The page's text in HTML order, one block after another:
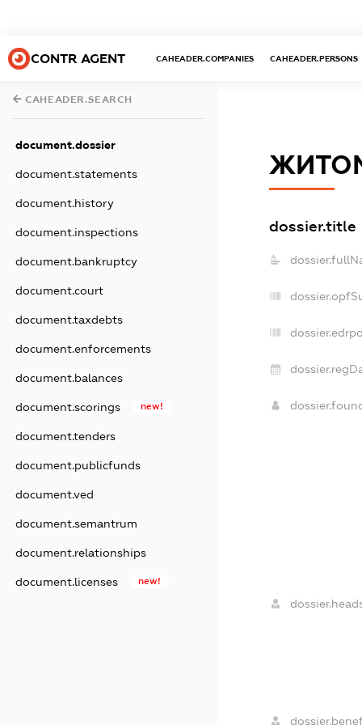
CONTR AGENT CAHEADER.COMPANIES CAHEADER.PERSONS
CAHEADER.SEARCH
document.dossier
document.statements
document.history
document.inspections
document.bankruptcy
document.court
document.taxdebts
document.enforcements
document.balances
document.scorings new!
document.tenders
document.publicfunds
document.ved
document.semantrum
document.relationships
document.licenses new!
dossier.title